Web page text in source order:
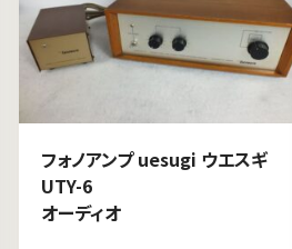
フォノアンプ uesugi ウエスギ
UTY-6
オーディオ